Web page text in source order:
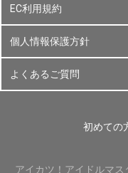
EC利用規約
個人情報保護方針
よくあるご質問
初めての
アイカツ！ アイドルマス